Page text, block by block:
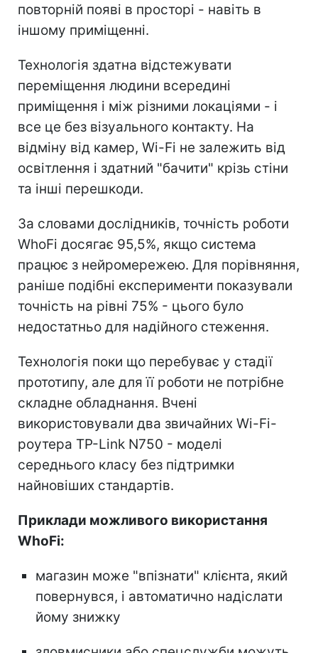
повторній появі в просторі - навіть в
іншому приміщенні.
Технологія здатна відстежувати
переміщення людини всередині
приміщення і між різними локаціями - і
все це без візуального контакту. На
відміну від камер, Wi-Fi не залежить від
освітлення і здатний "бачити" крізь стіни
та інші перешкоди.
За словами дослідників, точність роботи
WhoFi досягає 95,5%, якщо система
працює з нейромережею. Для порівняння,
раніше подібні експерименти показували
точність на рівні 75% - цього було
недостатньо для надійного стеження.
Технологія поки що перебуває у стадії
прототипу, але для її роботи не потрібне
складне обладнання. Вчені
використовували два звичайних Wi-Fi-
роутера TP-Link N750 - моделі
середнього класу без підтримки
найновіших стандартів.
Приклади можливого використання
WhoFi:
магазин може "впізнати" клієнта, який
повернувся, і автоматично надіслати
йому знижку